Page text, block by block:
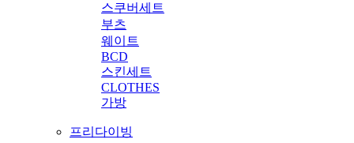
스쿠버세트
부츠
웨이트
BCD
스킨세트
CLOTHES
가방
프리다이빙